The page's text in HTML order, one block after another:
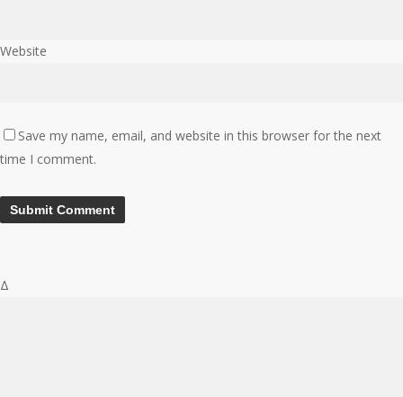
Website
Save my name, email, and website in this browser for the next
time I comment.
Δ